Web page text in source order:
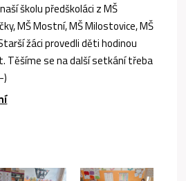
školu předškoláci z MŠ
MŠ Mostní, MŠ Milostovice, MŠ
žáci provedli děti hodinou
Těšíme se na další setkání třeba
)